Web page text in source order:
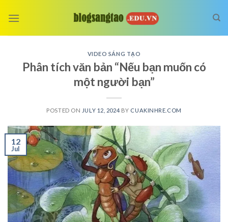
VIDEO SÁNG TẠO
Phân tích văn bản “Nếu bạn muốn có
một người bạn”
POSTED ON JULY 12, 2024 BY CUAKINHRE.COM
12
Jul